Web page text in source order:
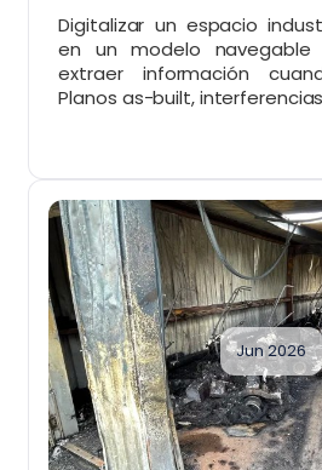
Digitalizar un espacio
en un modelo
extraer información
Planos as-built,
Jun 2026